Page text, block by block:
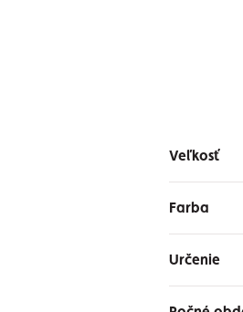
Veľkosť
Farba
Určenie